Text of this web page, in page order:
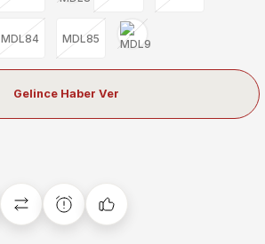
MDL84 MDL85
Gelince Haber Ver